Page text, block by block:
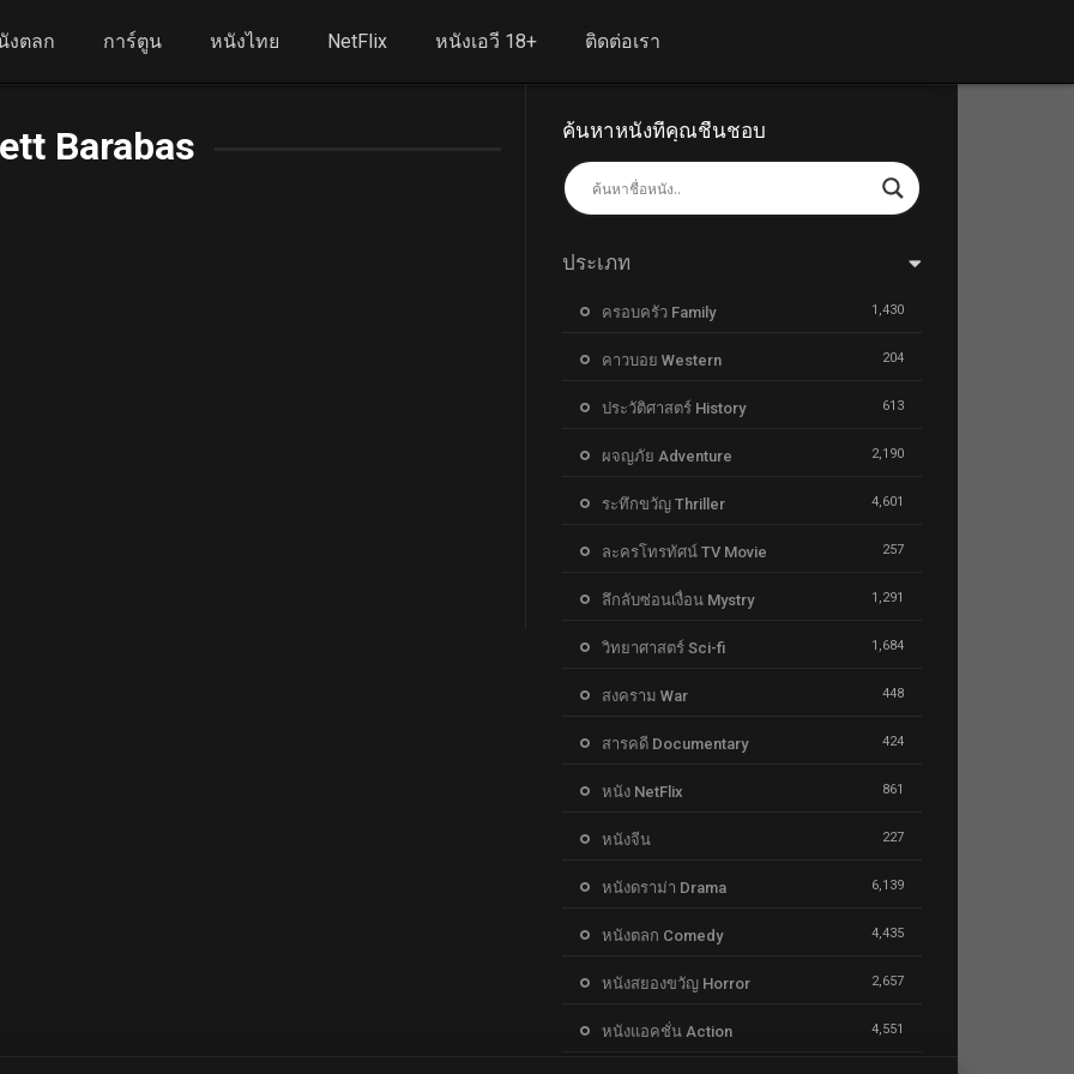
งตลก การ์ตูน หนังไทย NetFlix หนังเอวี 18+ ติดต่อเรา
Barabas ค้นหาหนังที่คุณชื่นชอบ
ประเภท
ครอบครัว Family 1,430
คาวบอย Western 204
ประวัติศาสตร์ History 613
ผจญภัย Adventure 2,190
ระทึกขวัญ Thriller 4,601
ละครโทรทัศน์ TV Movie 257
ลึกลับซ่อนเงื่อน Mystry 1,291
วิทยาศาสตร์ Sci-fi 1,684
สงคราม War 448
สารคดี Documentary 424
หนัง NetFlix 861
หนังจีน 227
หนังดราม่า Drama 6,139
หนังตลก Comedy 4,435
หนังสยองขวัญ Horror 2,657
หนังแอคชั่น Action 4,551